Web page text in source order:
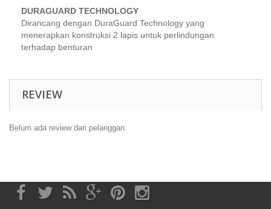
DURAGUARD TECHNOLOGY
Dirancang dengan DuraGuard Technology yang
menerapkan konstruksi 2 lapis untuk perlindungan
terhadap benturan
REVIEW
Belum ada review dari pelanggan.